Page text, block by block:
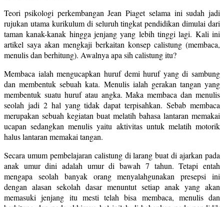
Teori psikologi perkembangan Jean Piaget selama ini sudah jadi
rujukan utama kurikulum di seluruh tingkat pendidikan dimulai dari
taman kanak-kanak hingga jenjang yang lebih tinggi lagi. Kali ini
artikel saya akan mengkaji berkaitan konsep calistung (membaca,
menulis dan berhitung). Awalnya apa sih calistung itu?
Membaca ialah mengucapkan huruf demi huruf yang di sambung
dan membentuk sebuah kata. Menulis ialah gerakan tangan yang
membentuk suatu huruf atau angka. Maka membaca dan menulis
seolah jadi 2 hal yang tidak dapat terpisahkan. Sebab membaca
merupakan sebuah kegiatan buat melatih bahasa lantaran memakai
ucapan sedangkan menulis yaitu aktivitas untuk melatih motorik
halus lantaran memakai tangan.
Secara umum pembelajaran calistung di larang buat di ajarkan pada
anak umur dini adalah umur di bawah 7 tahun. Tetapi entah
mengapa seolah banyak orang menyalahgunakan presepsi ini
dengan alasan sekolah dasar menuntut setiap anak yang akan
memasuki jenjang itu mesti telah bisa membaca, menulis dan